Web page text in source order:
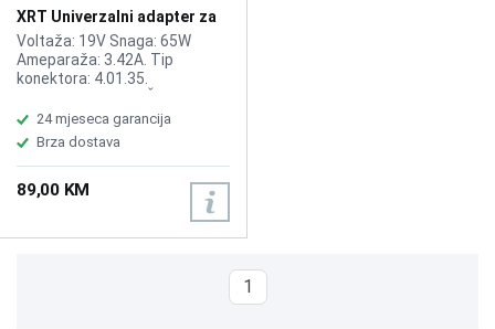
XRT Univerzalni adapter za
laptope 65W XRT65-190-
3420NA
Voltaža: 19V Snaga: 65W
Ameparaža: 3.42A. Tip
konektora: 4.01.35.
KABL : 1.2M,DC KABL:1.5m
24 mjeseca garancija
Brza dostava
89,00 KM
1